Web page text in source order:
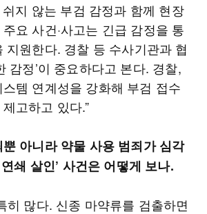
지 않는 부검 감정과 함께 현장
요 사건·사고는 긴급 감정을 통
지원한다. 경찰 등 수사기관과 협
감정’이 중요하다고 본다. 경찰,
템 연계성을 강화해 부검 접수
고하고 있다.”
아니라 약물 사용 범죄가 심각
쇄 살인’ 사건은 어떻게 보나.
히 많다. 신종 마약류를 검출하면